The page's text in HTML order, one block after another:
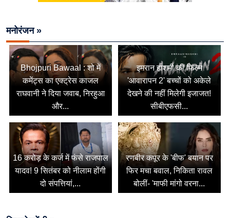
मनोरंजन »
Bhojpuri Bawaal : शो में
कमेंट्स का एक्ट्रेस काजल
राघवानी ने दिया जवाब, निरहुआ
और...
इमरान हाशमी की फिल्म
'आवारापन 2' बच्चों को अकेले
देखने की नहीं मिलेगी इजाजत!
सीबीएफसी...
16 करोड़ के कर्ज में फंसे राजपाल
यादव! 9 सितंबर को नीलाम होंगी
दो संपत्तियां,...
रणबीर कपूर के 'बीफ' बयान पर
फिर मचा बवाल, निकिता रावल
बोलीं- 'माफी मांगो वरना...